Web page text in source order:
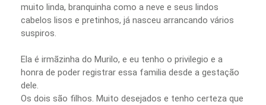
muito linda, branquinha como a neve e seus lindos
cabelos lisos e pretinhos, já nasceu arrancando vários
suspiros.
Ela é irmãzinha do Murilo, e eu tenho o privilegio e a
honra de poder registrar essa familia desde a gestação
dele.
Os dois são filhos. Muito desejados e tenho certeza que